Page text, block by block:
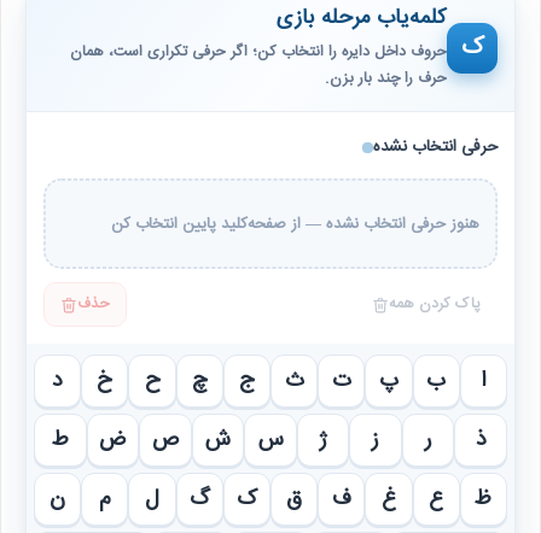
ک
کلمه‌یاب مرحله بازی
حروف داخل دایره را انتخاب کن؛ اگر حرفی تکراری است، همان
حرف را چند بار بزن.
حرفی انتخاب نشده
هنوز حرفی انتخاب نشده — از صفحه‌کلید پایین انتخاب کن
پاک کردن همه حذف
ا ب پ ت ث ج چ ح خ
د
ذ
ر ز ژ س ش ص ض
ط
ظ
ع غ ف ق ک گ ل م
ن